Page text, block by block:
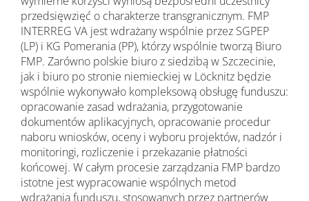
przedsięwzięć o charakterze transgranicznym. FMP
INTERREG VA jest wdrażany wspólnie przez SGPEP
(LP) i KG Pomerania (PP), którzy wspólnie tworzą Biuro
FMP. Zarówno polskie biuro z siedzibą w Szczecinie,
jak i biuro po stronie niemieckiej w Löcknitz będzie
wspólnie wykonywało kompleksową obsługę funduszu:
opracowanie zasad wdrażania, przygotowanie
dokumentów aplikacyjnych, opracowanie procedur
naboru wniosków, oceny i wyboru projektów, nadzór i
monitoringi, rozliczenie i przekazanie płatności
końcowej. W całym procesie zarządzania FMP bardzo
istotne jest wypracowanie wspólnych metod
wdrażania funduszu, stosowanych przez partnerów